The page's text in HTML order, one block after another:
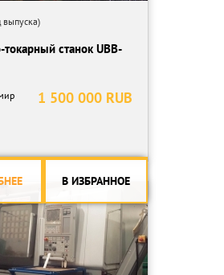
выпуска)
станок UBB-
1 500 000 RUB
В ИЗБРАННОЕ